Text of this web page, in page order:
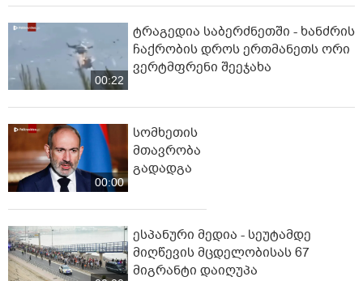
00:22
ტრაგედია საბერძნეთში - ხანძრის
ჩაქრობის დროს ერთმანეთს ორი
ვერტმფრენი შეეჯახა
00:00
სომხეთის
მთავრობა
გადადგა
ესპანური მედია - სეუტამდე
მიღწევის მცდელობისას 67
მიგრანტი დაიღუპა